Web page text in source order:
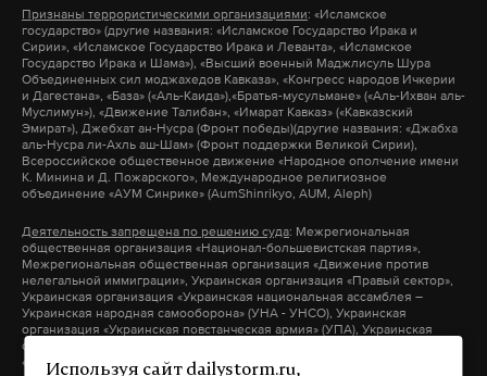
Используя сайт dailystorm.ru,
пробрались на взлетно-посадочную полосу и
попытались проникнуть в самолет.
Пострадали более 20 человек, в том числе
полицейские. Задержаны свыше 80 участников
беспорядков. 15 из них был назначен
административный арест, еще двое получили по
комитет России возбудил уголовное дело по
статье о массовых беспорядках.
Признаны террористическими организациями: «Исламское
государство» (другие названия: «Исламское Государство Ирака и
Сирии», «Исламское Государство Ирака и Леванта», «Исламское
Государство Ирака и Шама»), «Высший военный Маджлисуль Шура
Объединенных сил моджахедов Кавказа», «Конгресс народов Ичкерии
и Дагестана», «База» («Аль-Каида»),«Братья-мусульмане» («Аль-Ихван аль-
Муслимун»), «Движение Талибан», «Имарат Кавказ» («Кавказский
Эмират»), Джебхат ан-Нусра (Фронт победы)(другие названия: «Джабха
аль-Нусра ли-Ахль аш-Шам» (Фронт поддержки Великой Сирии),
Всероссийское общественное движение «Народное ополчение имени
К. Минина и Д. Пожарского», Международное религиозное
объединение «АУМ Синрике» (AumShinrikyo, AUM, Aleph)
Деятельность запрещена по решению суда: Межрегиональная
общественная организация «Национал-большевистская партия»,
Межрегиональная общественная организация «Движение против
нелегальной иммиграции», Украинская организация «Правый сектор»,
Украинская организация «Украинская национальная ассамблея –
Украинская народная самооборона» (УНА - УНСО), Украинская
организация «Украинская повстанческая армия» (УПА), Украинская
организация «Тризуб им. Степана Бандеры», Украинская организация
«Братство», Межрегиональное общественное объединение –